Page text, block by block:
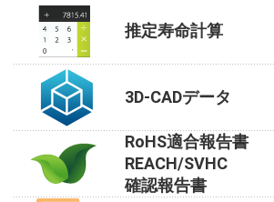
推定寿命計算
3D-CADデータ
RoHS適合報告書
REACH/SVHC
確認報告書